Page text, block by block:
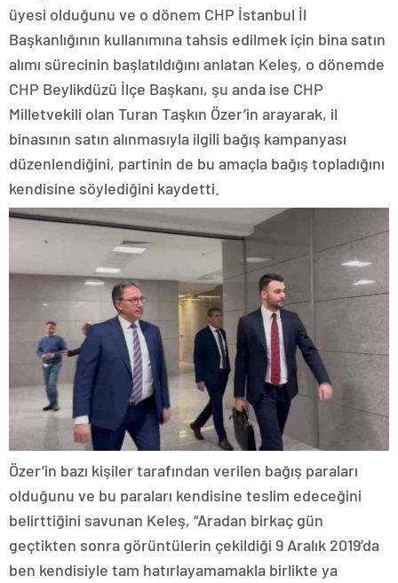
üyesi olduğunu ve o dönem CHP İstanbul İl
Başkanlığının kullanımına tahsis edilmek için bina satın
alımı sürecinin başlatıldığını anlatan Keleş, o dönemde
CHP Beylikdüzü İlçe Başkanı, şu anda ise CHP
Milletvekili olan Turan Taşkın Özer’in arayarak, il
binasının satın alınmasıyla ilgili bağış kampanyası
düzenlendiğini, partinin de bu amaçla bağış topladığını
kendisine söylediğini kaydetti.
Özer’in bazı kişiler tarafından verilen bağış paraları
olduğunu ve bu paraları kendisine teslim edeceğini
belirttiğini savunan Keleş, “Aradan birkaç gün
geçtikten sonra görüntülerin çekildiği 9 Aralık 2019’da
ben kendisiyle tam hatırlayamamakla birlikte ya